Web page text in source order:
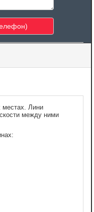
местах. Лини
между ними